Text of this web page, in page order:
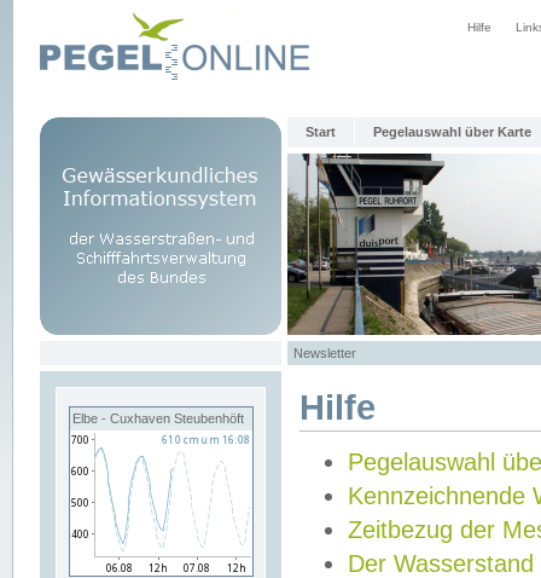
Hilfe
Start Pegelauswahl über Karte
Newsletter
Elbe - Cuxhaven Steubenhöft Hilfe
Pegelauswahl
Kennzeichnende
Zeitbezug der
Der Wasserstand